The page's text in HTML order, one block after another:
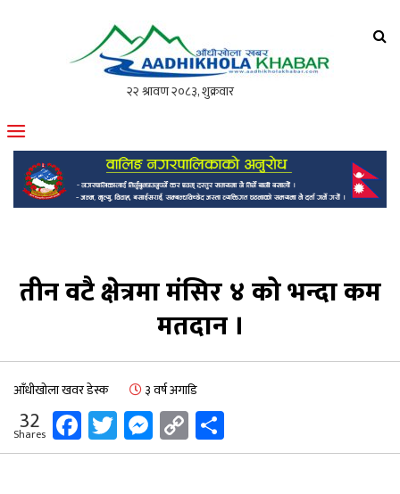
मोफसलकै लोकप्रिय अनलाइन पत्रिका
तीन वटै क्षेत्रमा मंसिर ४ को भन्दा कम
मतदान ।
आँधीखोला खवर डेस्क ३ वर्ष अगाडि
32
Shares Facebook
Twitter
Messenger
Copy
Link